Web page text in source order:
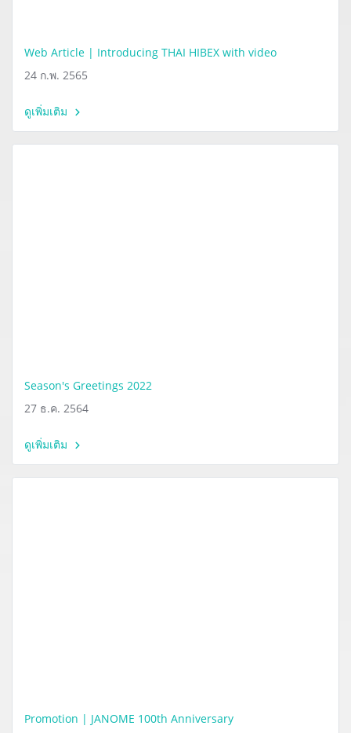
Web Article | Introducing THAI HIBEX with video
24 ก.พ. 2565
ดูเพิ่มเติม
Season's Greetings 2022
27 ธ.ค. 2564
ดูเพิ่มเติม
Promotion | JANOME 100th Anniversary